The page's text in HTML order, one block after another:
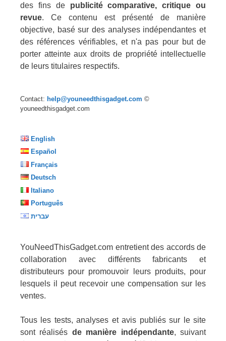
des fins de publicité comparative, critique ou
revue. Ce contenu est présenté de manière
objective, basé sur des analyses indépendantes et
des références vérifiables, et n'a pas pour but de
porter atteinte aux droits de propriété intellectuelle
de leurs titulaires respectifs.
Contact: help@youneedthisgadget.com ©
youneedthisgadget.com
English
Español
Français
Deutsch
Italiano
Português
עברית
YouNeedThisGadget.com entretient des accords de
collaboration avec différents fabricants et
distributeurs pour promouvoir leurs produits, pour
lesquels il peut recevoir une compensation sur les
ventes.
Tous les tests, analyses et avis publiés sur le site
sont réalisés de manière indépendante, suivant